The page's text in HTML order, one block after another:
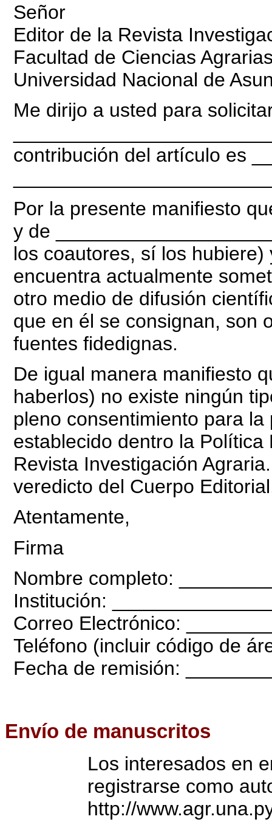
Señor
Editor de la Revista
Facultad de Ciencias
Universidad Nacional de
Me dirijo a usted para
contribución del artículo es
Por la presente manifiesto
y de
los coautores, sí los
encuentra actualmente
otro medio de difusión
que en él se consignan, son
fuentes fidedignas.
De igual manera manifiesto
haberlos) no existe ningún
pleno consentimiento para
establecido dentro la
Revista Investigación
veredicto del Cuerpo
Atentamente,
Firma
Nombre completo:
Institución:
Correo Electrónico:
Teléfono (incluir código de
Fecha de remisión:
Envío de manuscritos
Los interesados en
registrarse como
http://